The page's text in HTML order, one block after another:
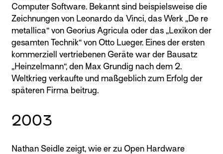
Computer Software. Bekannt sind beispielsweise die
Zeichnungen von Leonardo da Vinci, das Werk „De re
metallica“ von Georius Agricula oder das „Lexikon der
gesamten Technik“ von Otto Lueger. Eines der ersten
kommerziell vertriebenen Geräte war der Bausatz
„Heinzelmann“, den Max Grundig nach dem 2.
Weltkrieg verkaufte und maßgeblich zum Erfolg der
späteren Firma beitrug.
2003
Nathan Seidle zeigt, wie er zu Open Hardware